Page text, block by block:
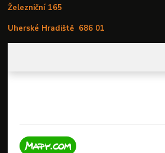
Železniční 165
Uherské Hradiště 686 01